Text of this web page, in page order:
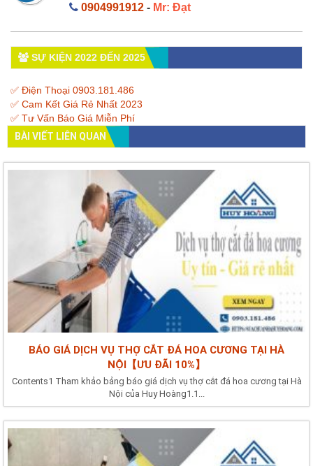
0904991912- Mr: Đạt
SỰ KIỆN 2022 ĐẾN 2025
✅ Điện Thoại 0903.181.486
✅ Cam Kết Giá Rẻ Nhất 2023
✅ Tư Vấn Báo Giá Miễn Phí
BÀI VIẾT LIÊN QUAN
BÁO GIÁ DỊCH VỤ THỢ CẮT ĐÁ HOA CƯƠNG TẠI HÀ
NỘI【ƯU ĐÃI 10%】
Contents1 Tham khảo bảng báo giá dịch vụ thợ cắt đá hoa cương tại Hà
Nội của Huy Hoàng1.1...